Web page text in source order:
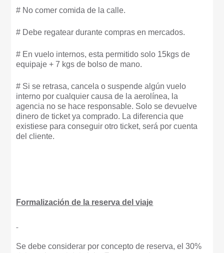
# No comer comida de la calle.
# Debe regatear durante compras en mercados.
# En vuelo internos, esta permitido solo 15kgs de
equipaje + 7 kgs de bolso de mano.
# Si se retrasa, cancela o suspende algún vuelo
interno por cualquier causa de la aerolínea, la
agencia no se hace responsable. Solo se devuelve
dinero de ticket ya comprado. La diferencia que
existiese para conseguir otro ticket, será por cuenta
del cliente.
Formalización de la reserva del viaje
Se debe considerar por concepto de reserva, el 30%